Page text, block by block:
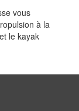
vous
à la
le kayak